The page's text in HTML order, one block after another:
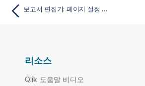
보고서 편집기: 페이지 설정 대화 상자
리소스
Qlik 도움말 비디오